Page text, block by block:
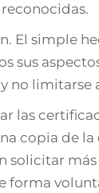
simple
no
las
copia de
solicitar
forma